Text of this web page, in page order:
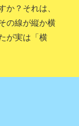
か？それは、
の線が縦か横
が実は「横